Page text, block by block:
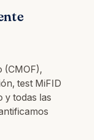
(CMOF),
test MiFID
y todas las